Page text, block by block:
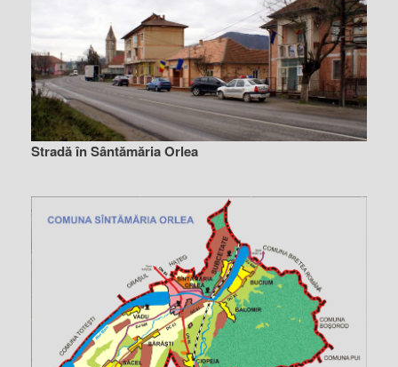
Stradă în Sântămăria Orlea